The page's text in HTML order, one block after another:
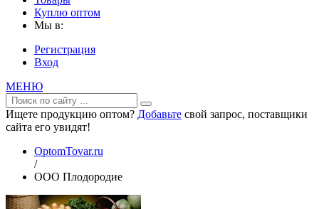
Куплю оптом
Мы в:
Регистрация
Вход
МЕНЮ
Ищете продукцию оптом? Добавьте свой запрос, поставщики
сайта его увидят!
OptomTovar.ru
/
ООО Плодородие